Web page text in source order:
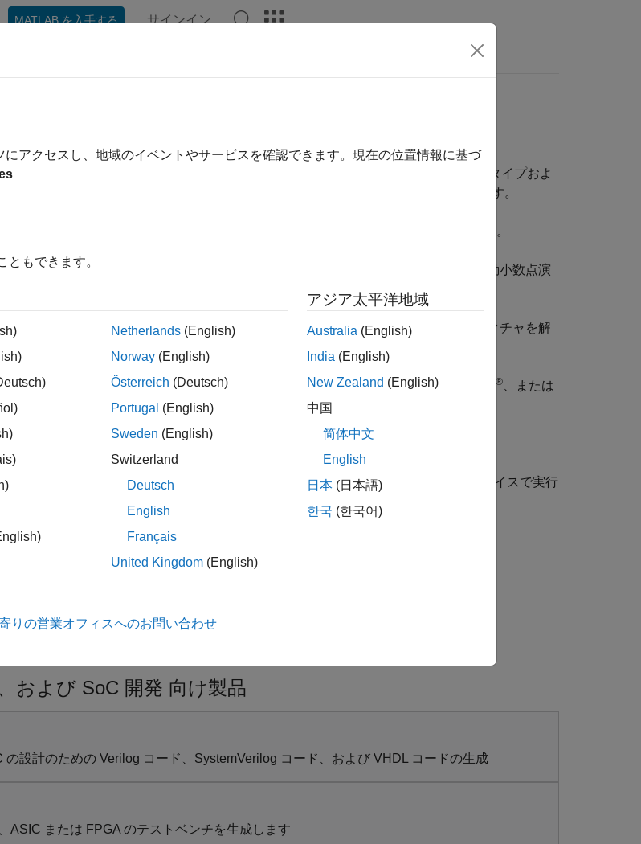
MATLAB を入手する サインイン
、および SoC 開発
らハードウェアの設計および検証までのワークフローの自動化
を使用して、FPGA、ASIC、および SoC デバイス上に展開するためのプロトタイプおよ
ンを開発できます。MATLAB および Simulink を使用して、以下を行うことができます。
グ、およびソフトウェアをともに高い抽象度でモデル化およびシミュレーションする。
用いて固定小数点に変換したり、任意のターゲット デバイスに対するネイティブ浮動小数点演
よび I/O をモデル化してハードウェア アーキテクチャおよびソフトウェア アーキテクチャを解
クに実装するために、最適化され、可読性に優れた、トレース可能な VHDL® ®
、または
成する。
サをターゲットとするプロセッサに最適化済みの C/C++ コードを生成する。
Simulink のテスト ベンチに接続された HDL シミュレーター、FPGA または SoC デバイスで実行
および SoC 開発 向け製品
の設計のための Verilog コード、SystemVerilog コード、および VHDL コードの生成
ASIC または FPGA のテストベンチを生成します
アクセスし、地域のイベントやサービスを確認できます。現在の位置情報に基づ
ともできます。
Netherlands (English)
Norway (English)
Österreich (Deutsch)
Portugal (English)
Sweden (English)
Switzerland
Deutsch
English
Français
United Kingdom (English)
アジア太平洋地域
Australia (English)
India (English)
New Zealand (English)
中国
简体中文
English
日本 (日本語)
한국 (한국어)
りの営業オフィスへのお問い合わせ